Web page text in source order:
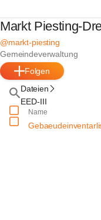
Markt Piesting-
@markt-piesting
Gemeindeverwaltung
Folgen
Dateien
EED-III
Name